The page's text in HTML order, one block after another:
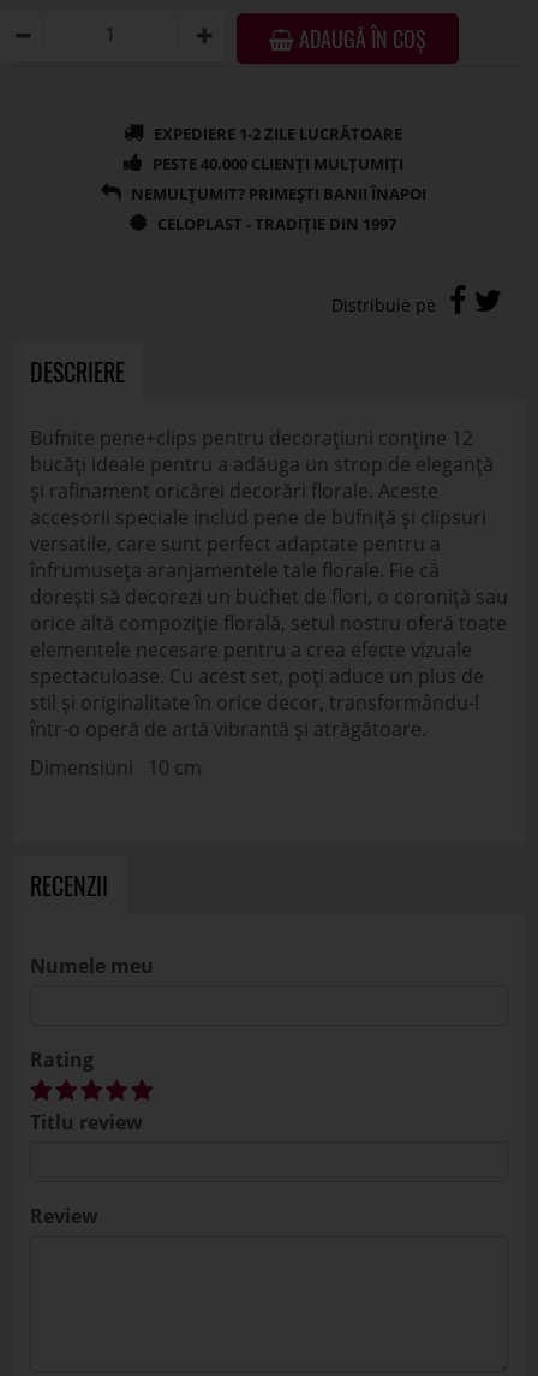
ADAUGĂ ÎN COȘ
DESCRIERE
Bufnite pene+clips pentru decorațiuni conține 12
bucăți ideale pentru a adăuga un strop de eleganță
și rafinament oricărei decorări florale. Aceste
accesorii speciale includ pene de bufniță și clipsuri
versatile, care sunt perfect adaptate pentru a
înfrumuseța aranjamentele tale florale. Fie că
dorești să decorezi un buchet de flori, o coroniță sau
orice altă compoziție florală, setul nostru oferă toate
elementele necesare pentru a crea efecte vizuale
spectaculoase. Cu acest set, poți aduce un plus de
stil și originalitate în orice decor, transformându-l
într-o operă de artă vibrantă și atrăgătoare.
Dimensiuni 10 cm
RECENZII
Numele meu
Rating
Titlu review
Review